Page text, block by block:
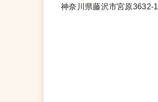
神奈川県藤沢市宮原3632-1